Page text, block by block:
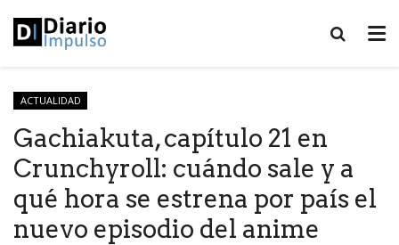
ACTUALIDAD
Gachiakuta, capítulo 21 en
Crunchyroll: cuándo sale y a
qué hora se estrena por país el
nuevo episodio del anime